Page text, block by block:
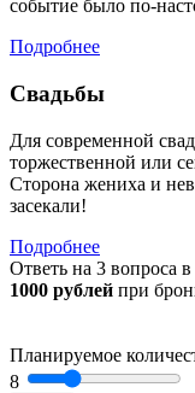
событие было по-
Подробнее
Свадьбы
Для современной
торжественной или
Сторона жениха и
засекали!
Подробнее
Ответь на 3 вопроса
1000 рублей при
Планируемое
8